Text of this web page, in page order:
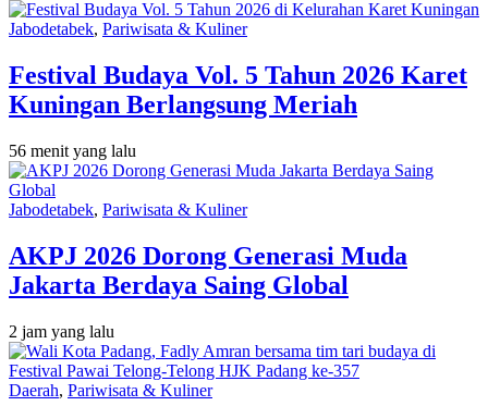
Jabodetabek, Pariwisata & Kuliner
Festival Budaya Vol. 5 Tahun 2026 Karet
Kuningan Berlangsung Meriah
56 menit yang lalu
Jabodetabek, Pariwisata & Kuliner
AKPJ 2026 Dorong Generasi Muda
Jakarta Berdaya Saing Global
2 jam yang lalu
Daerah, Pariwisata & Kuliner